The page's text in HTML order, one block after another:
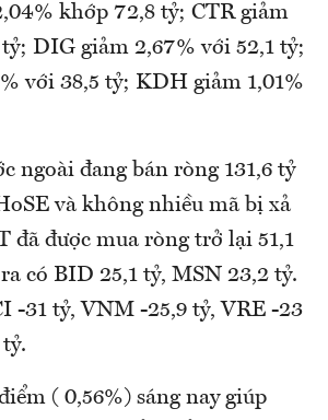
khớp 72,8 tỷ; CTR giảm
DIG giảm 2,67% với 52,1 tỷ;
với 38,5 tỷ; KDH giảm 1,01%
ngoài đang bán ròng 131,6 tỷ
và không nhiều mã bị xả
đã được mua ròng trở lại 51,1
có BID 25,1 tỷ, MSN 23,2 tỷ.
-31 tỷ, VNM -25,9 tỷ, VRE -23
( 0,56%) sáng nay giúp